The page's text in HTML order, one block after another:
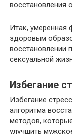
восстановления
Итак, умеренная
здоровым
восстановлении
сексуальной
Избегание
Избегание
алгоритма
методов,
улучшить